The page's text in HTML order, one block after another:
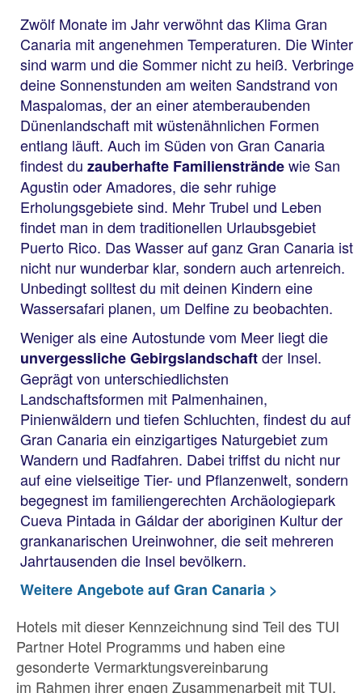
Zwölf Monate im Jahr verwöhnt das Klima Gran
Canaria mit angenehmen Temperaturen. Die Winter
sind warm und die Sommer nicht zu heiß. Verbringe
deine Sonnenstunden am weiten Sandstrand von
Maspalomas, der an einer atemberaubenden
Dünenlandschaft mit wüstenähnlichen Formen
entlang läuft. Auch im Süden von Gran Canaria
findest du zauberhafte Familiensträndewie San
Agustin oder Amadores, die sehr ruhige
Erholungsgebiete sind. Mehr Trubel und Leben
findet man in dem traditionellen Urlaubsgebiet
Puerto Rico. Das Wasser auf ganz Gran Canaria ist
nicht nur wunderbar klar, sondern auch artenreich.
Unbedingt solltest du mit deinen Kindern eine
Wassersafari planen, um Delfine zu beobachten.
Weniger als eine Autostunde vom Meer liegt die
unvergessliche Gebirgslandschaftder Insel.
Geprägt von unterschiedlichsten
Landschaftsformen mit Palmenhainen,
Pinienwäldern und tiefen Schluchten, findest du auf
Gran Canaria ein einzigartiges Naturgebiet zum
Wandern und Radfahren. Dabei triffst du nicht nur
auf eine vielseitige Tier- und Pflanzenwelt, sondern
begegnest im familiengerechten Archäologiepark
Cueva Pintada in Gáldar der aboriginen Kultur der
grankanarischen Ureinwohner, die seit mehreren
Jahrtausenden die Insel bevölkern.
Weitere Angebote auf Gran Canaria >
Hotels mit dieser Kennzeichnung sind Teil des TUI
Partner Hotel Programms und haben eine
gesonderte Vermarktungsvereinbarung
im Rahmen ihrer engen Zusammenarbeit mit TUI.